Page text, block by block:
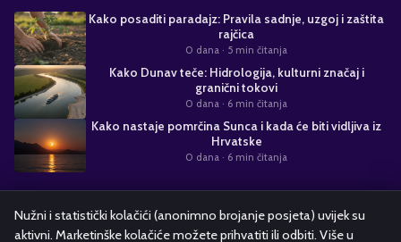
Kako posaditi paradajz: Pravila sadnje, uzgoj i zaštita
rajčica
0 dana · 5 min čitanja
Kako Dunav teče: Hidrologija, kulturni značaj i
granični tokovi
0 dana · 6 min čitanja
Kako nastaje pomrčina Sunca i kada će biti vidljiva iz
Hrvatske
0 dana · 6 min čitanja
Suradnja s nama
Alati i kalkulatori OglašavanjePolitika kolačićaPravila privatnosti
Nužni i statistički kolačići (anonimno brojanje posjeta) uvijek su
aktivni. Marketinške kolačiće možete prihvatiti ili odbiti. Više u